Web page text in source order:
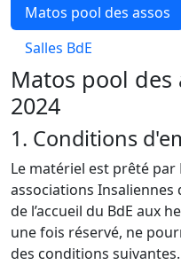
Matos pool des assos
Salles BdE
Matos pool des
2024
1. Conditions
Le matériel est prêté par
associations
de l’accueil du BdE aux
une fois réservé, ne
des conditions suivantes.